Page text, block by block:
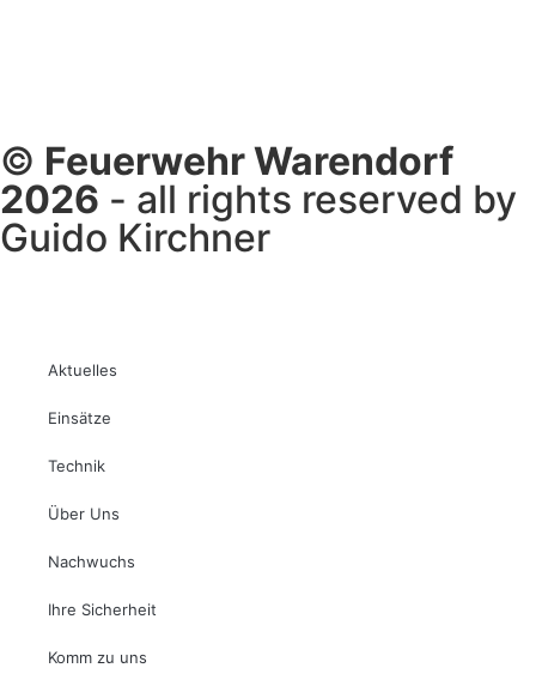
© Feuerwehr Warendorf
2026 - all rights reserved by
Guido Kirchner
Aktuelles
Einsätze
Technik
Über Uns
Nachwuchs
Ihre Sicherheit
Komm zu uns